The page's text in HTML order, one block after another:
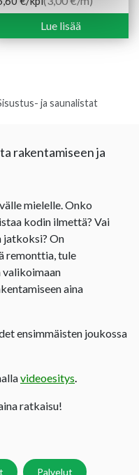
Lue lisää
ja saunalistat
rakentamiseen ja
mielelle. Onko
kodin ilmettä? Vai
jatkoksi? On
remonttia, tule
valikoimaan
aina
ensimmäisten joukossa
videoesitys
ratkaisu!
Palvelut